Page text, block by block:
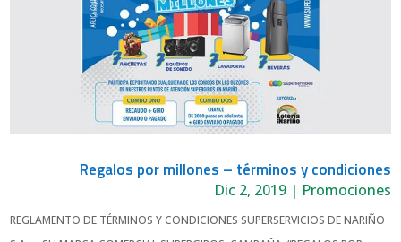
Regalos por millones – términos y condiciones
Dic 2, 2019| Promociones
REGLAMENTO DE TÉRMINOS Y CONDICIONES SUPERSERVICIOS DE NARIÑO